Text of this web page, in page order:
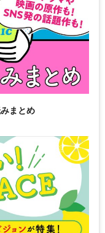
まとめ